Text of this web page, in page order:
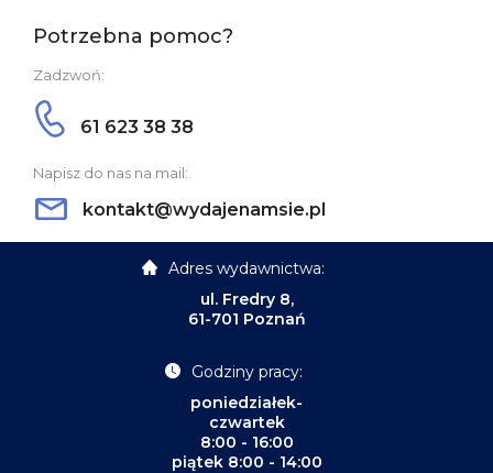
Potrzebna pomoc?
Zadzwoń:
61 623 38 38
Napisz do nas na mail:
kontakt@wydajenamsie.pl
Adres wydawnictwa:
ul. Fredry 8,
61-701 Poznań
Godziny pracy:
poniedziałek-
czwartek
8:00 - 16:00
piątek 8:00 - 14:00